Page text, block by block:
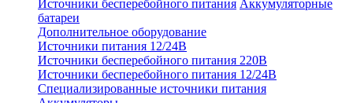
Источники бесперебойного питания Аккумуляторные
батареи
Дополнительное оборудование
Источники питания 12/24В
Источники бесперебойного питания 220В
Источники бесперебойного питания 12/24В
Специализированные источники питания